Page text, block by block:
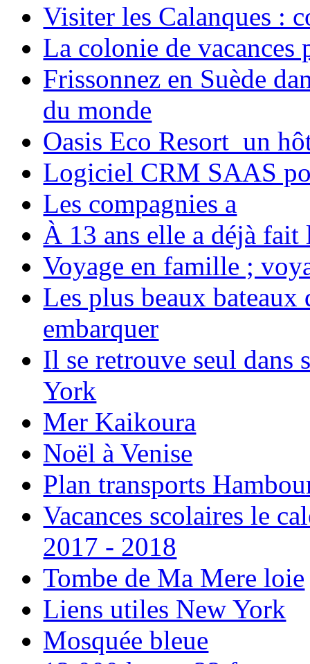
Visiter les Calanques :
La colonie de vacances
Frissonnez en Suède
du monde
Oasis Eco Resort un
Logiciel CRM SAAS
Les compagnies a
À 13 ans elle a déjà
Voyage en famille ;
Les plus beaux bateaux
embarquer
Il se retrouve seul dans
York
Mer Kaikoura
Noël à Venise
Plan transports
Vacances scolaires le
2017 - 2018
Tombe de Ma Mere loie
Liens utiles New York
Mosquée bleue